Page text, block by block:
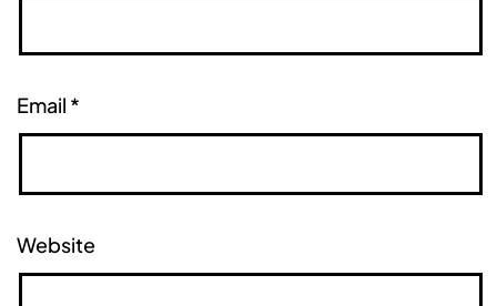
Email *
Website